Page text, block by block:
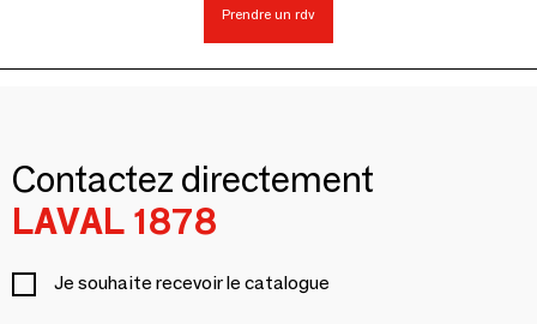
Prendre un rdv
Contactez directement
LAVAL 1878
Je souhaite recevoir le catalogue